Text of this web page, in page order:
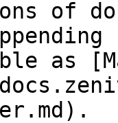
of
as